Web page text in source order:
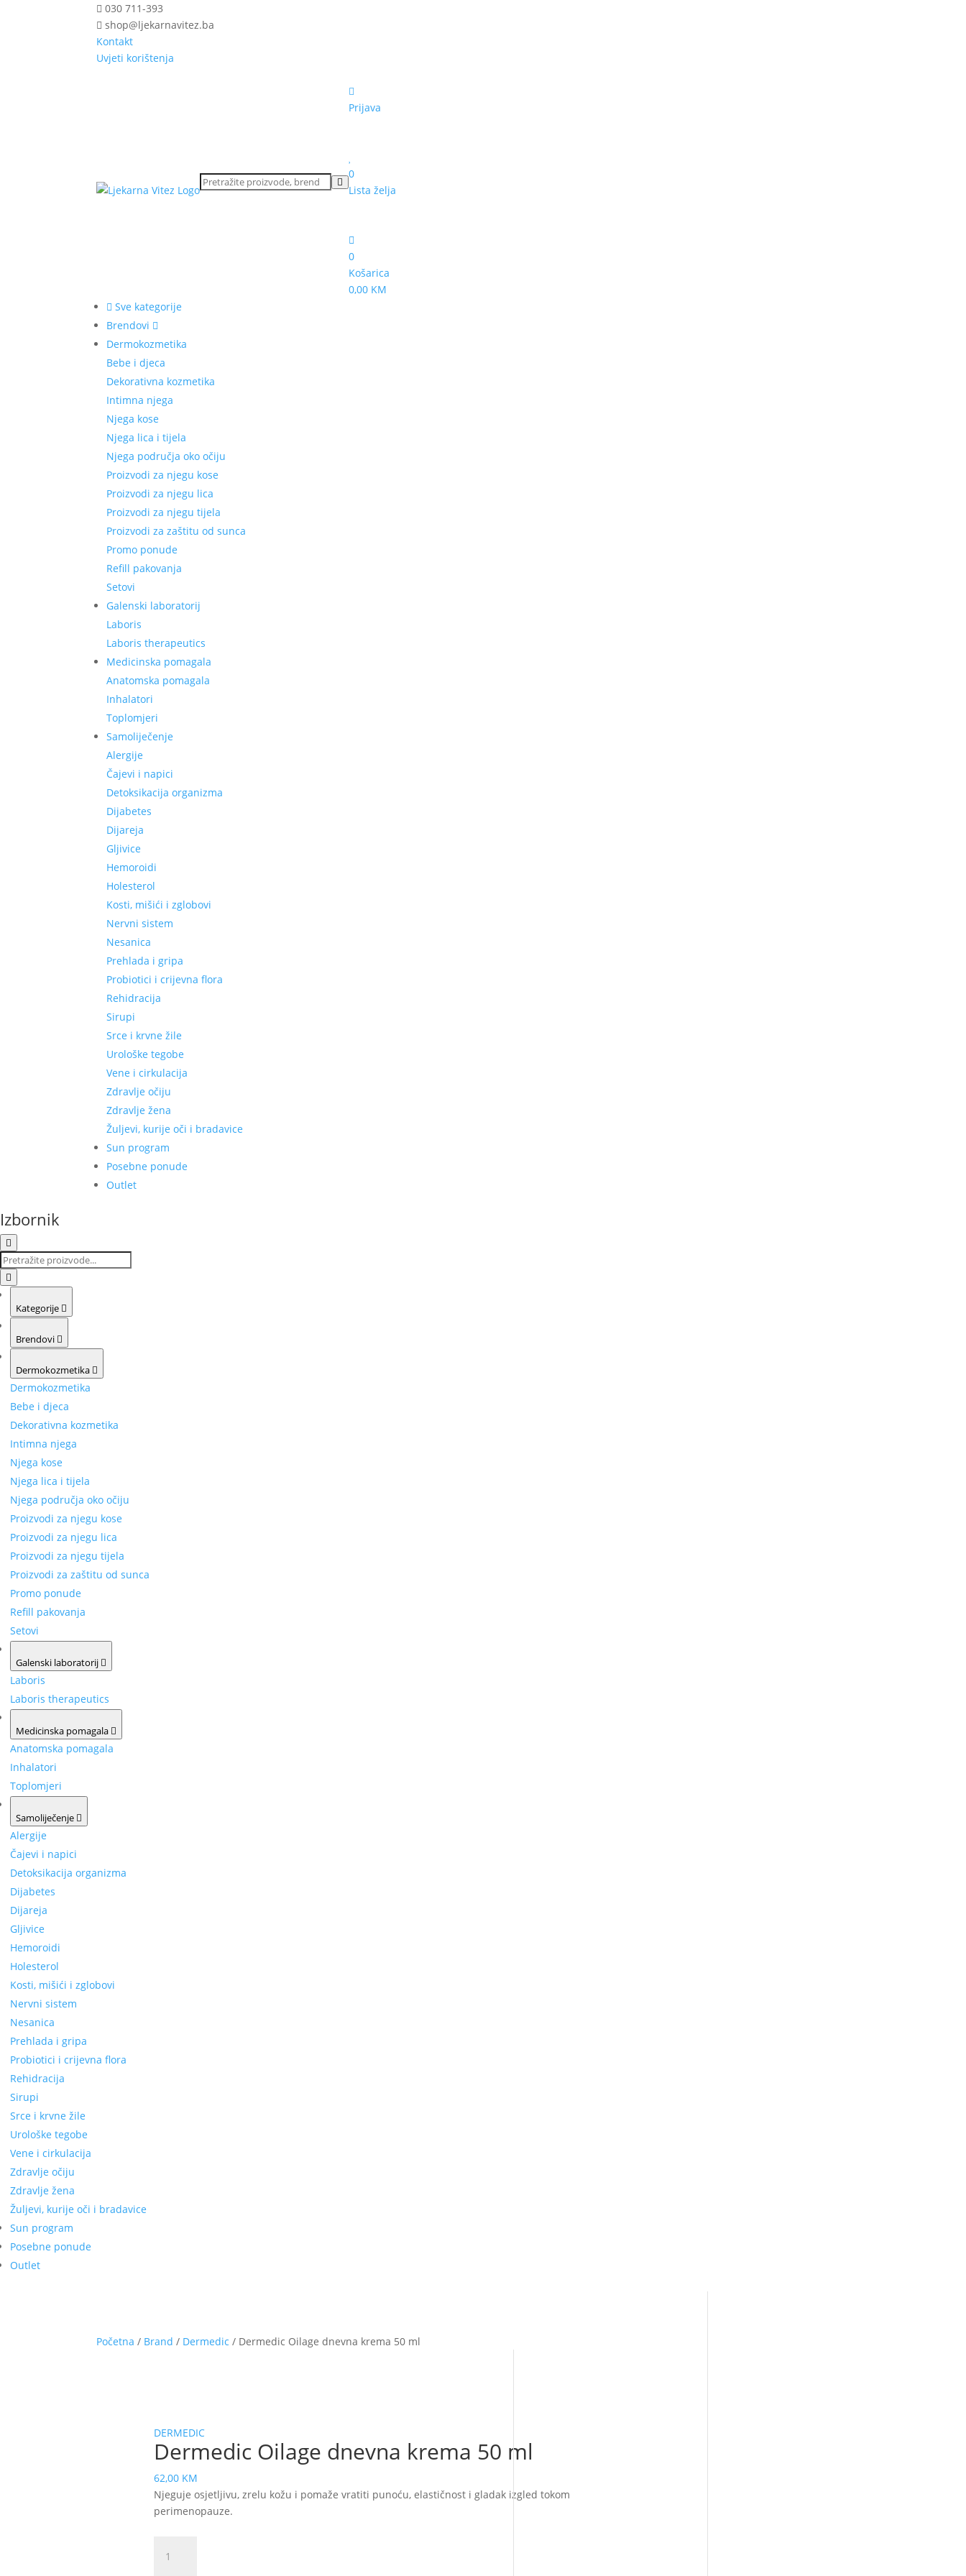
030 711-393
shop@ljekarnavitez.ba
Kontakt
Uvjeti korištenja
Prijava
0
Lista želja
0
Košarica
0,00 KM
Sve kategorije
Brendovi
Dermokozmetika
Bebe i djeca
Dekorativna kozmetika
Intimna njega
Njega kose
Njega lica i tijela
Njega područja oko očiju
Proizvodi za njegu kose
Proizvodi za njegu lica
Proizvodi za njegu tijela
Proizvodi za zaštitu od sunca
Promo ponude
Refill pakovanja
Setovi
Galenski laboratorij
Laboris
Laboris therapeutics
Medicinska pomagala
Anatomska pomagala
Inhalatori
Toplomjeri
Samoliječenje
Alergije
Čajevi i napici
Detoksikacija organizma
Dijabetes
Dijareja
Gljivice
Hemoroidi
Holesterol
Kosti, mišići i zglobovi
Nervni sistem
Nesanica
Prehlada i gripa
Probiotici i crijevna flora
Rehidracija
Sirupi
Srce i krvne žile
Urološke tegobe
Vene i cirkulacija
Zdravlje očiju
Zdravlje žena
Žuljevi, kurije oči i bradavice
Sun program
Posebne ponude
Outlet
Izbornik
Kategorije
Brendovi
Dermokozmetika
Dermokozmetika
Bebe i djeca
Dekorativna kozmetika
Intimna njega
Njega kose
Njega lica i tijela
Njega područja oko očiju
Proizvodi za njegu kose
Proizvodi za njegu lica
Proizvodi za njegu tijela
Proizvodi za zaštitu od sunca
Promo ponude
Refill pakovanja
Setovi
Galenski laboratorij
Laboris
Laboris therapeutics
Medicinska pomagala
Anatomska pomagala
Inhalatori
Toplomjeri
Samoliječenje
Alergije
Čajevi i napici
Detoksikacija organizma
Dijabetes
Dijareja
Gljivice
Hemoroidi
Holesterol
Kosti, mišići i zglobovi
Nervni sistem
Nesanica
Prehlada i gripa
Probiotici i crijevna flora
Rehidracija
Sirupi
Srce i krvne žile
Urološke tegobe
Vene i cirkulacija
Zdravlje očiju
Zdravlje žena
Žuljevi, kurije oči i bradavice
Sun program
Posebne ponude
Outlet
Početna / Brand / Dermedic / Dermedic Oilage dnevna krema 50 ml
DERMEDIC
Dermedic Oilage dnevna krema 50 ml
62,00 KM
Njeguje osjetljivu, zrelu kožu i pomaže vratiti punoću, elastičnost i gladak izgled tokom
perimenopauze.
Oilage